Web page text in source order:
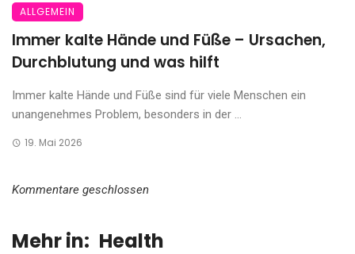
ALLGEMEIN
Immer kalte Hände und Füße – Ursachen,
Durchblutung und was hilft
Immer kalte Hände und Füße sind für viele Menschen ein
unangenehmes Problem, besonders in der ...
19. Mai 2026
Kommentare geschlossen
Mehr in: Health